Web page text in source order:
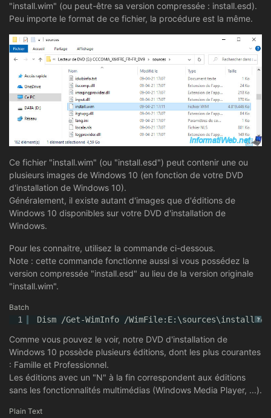
"install.wim" (ou peut-être sa version compressée : install.esd).
Peu importe le format de ce fichier, la procédure est la même.
Ce fichier "install.wim" (ou "install.esd") peut contenir une ou
plusieurs images de Windows 10 (en fonction de votre DVD
d'installation de Windows 10).
Généralement, il existe autant d'images que d'éditions de
Windows 10 disponibles sur votre DVD d'installation de
Windows.
Pour les connaitre, utilisez la commande ci-dessous.
Note : cette commande fonctionne aussi si vous possédez la
version compressée "install.esd" au lieu de la version originale
"install.wim".
Batch
?
1 Dism /Get-WimInfo /
Comme vous pouvez le voir, notre DVD d'installation de
Windows 10 possède plusieurs éditions, dont les plus courantes
: Famille et Professionnel.
Les éditions avec un "N" à la fin correspondent aux éditions
sans les fonctionnalités multimédias (Windows Media Player, ...).
Plain Text